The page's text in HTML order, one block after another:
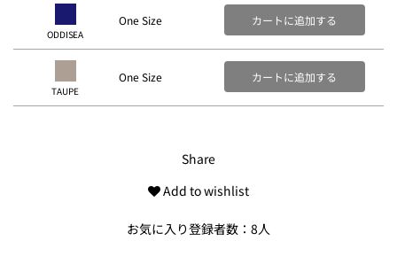
ODDISEA
One Size カートに追加する
TAUPE
One Size カートに追加する
Share
Add to wishlist
お気に入り登録者数：8人